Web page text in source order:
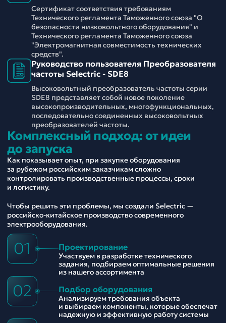
Сертификат соответствия требованиям
Технического регламента Таможенного союза "О
безопасности низковольтного оборудования" и
Технического регламента Таможенного союза
"Электромагнитная совместимость технических
средств".
Руководство пользователя Преобразователя
частоты Selectric - SDE8
Высоковольтный преобразователь частоты серии
SDE8 представляет собой новое поколение
высокопроизводительных, многофункциональных,
последовательно соединенных высоковольтных
преобразователей частоты.
Комплексный подход: от идеи
до запуска
Как показывает опыт, при закупке оборудования
за рубежом российским заказчикам сложно
контролировать производственные процессы, сроки
и логистику.
Чтобы решить эти проблемы, мы создали Selectric —
российско-китайское производство современного
электрооборудования.
01 Проектирование
Участвуем в разработке технического
задания, подбираем оптимальные решения
из нашего ассортимента
02 Подбор оборудования
Анализируем требования объекта
и выбираем компоненты, которые обеспечат
надежную и эффективную работу системы